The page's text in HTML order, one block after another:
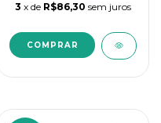
3 x de R$86,30 sem juros